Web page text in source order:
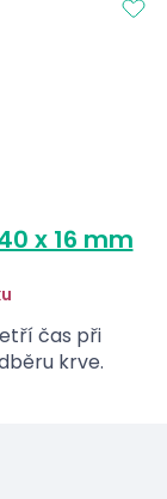
x 16 mm
čas při
krve.